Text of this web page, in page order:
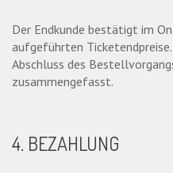
Der Endkunde bestätigt im
aufgeführten
Abschluss des
zusammengefasst.
4. BEZAHLUNG